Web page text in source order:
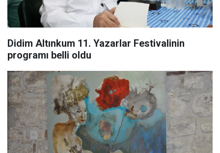
Didim Altınkum 11. Yazarlar Festivalinin
programı belli oldu